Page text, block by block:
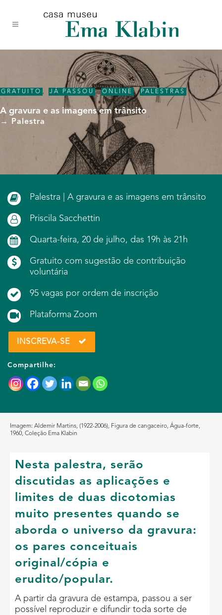
conteúdo
navegação
site
GRATUITO , JÁ PASSOU ,ONLINE , PALESTRAS
A gravura e as imagens em trânsito
→ Palestra
Palestra | A gravura e as imagens em trânsito
Priscila Sacchettin
Quarta-feira, 20 de julho, das 19h às 21h
Gratuito com sugestão de contribuição
voluntária
95 vagas por ordem de inscrição
Plataforma Zoom
INSCREVA-SE
Compartilhe:
Imagem: Aldemir Martins, (1922-2006), Figura de cangaceiro, Água-forte,
1960, Coleção Ema Klabin
Nesta palestra, serão
discutidas as aplicações e
limites de duas dicotomias
muito presentes quando se
aborda o universo da gravura:
os pares conceituais
original/cópia e
erudito/popular.
A partir da gravura de estampa, passou a ser
possível reproduzir e difundir toda sorte de